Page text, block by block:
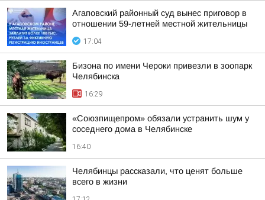
Агаповский районный суд вынес приговор в
отношении 59-летней местной жительницы
17:04
Бизона по имени Чероки привезли в зоопарк
Челябинска
16:29
«Союзпищепром» обязали устранить шум у
соседнего дома в Челябинске
16:40
Челябинцы рассказали, что ценят больше
всего в жизни